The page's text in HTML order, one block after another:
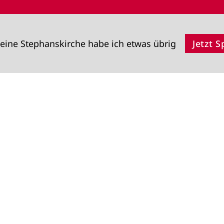
Stephanskirche habe ich etwas übrig Jetzt